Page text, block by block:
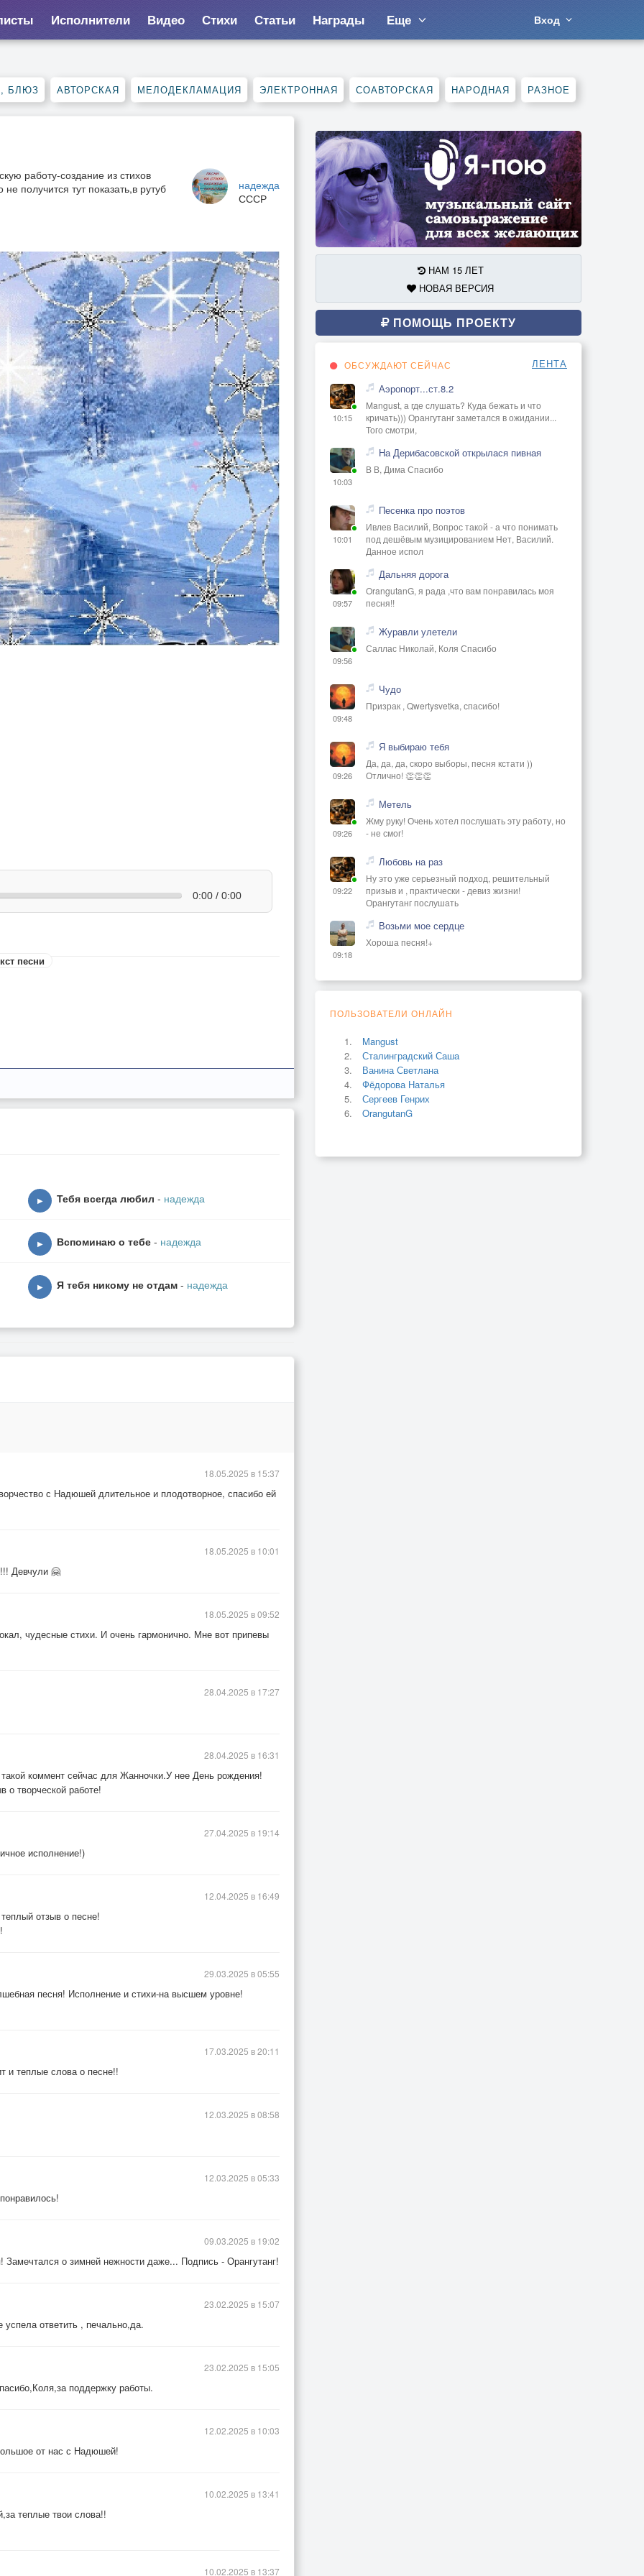
Исполнители Видео Стихи Статьи Награды Еще Вход
БЛЮЗ АВТОРСКАЯ МЕЛОДЕКЛАМАЦИЯ ЭЛЕКТРОННАЯ СОАВТОРСКАЯ НАРОДНАЯ РАЗНОЕ
надежда
СССР
работу-создание из стихов
получится тут показать,в рутуб
0:00 / 0:00
песни
▶ Тебя всегда любил - надежда
▶ Вспоминаю о тебе - надежда
▶ Я тебя никому не отдам - надежда
с Надюшей длительное и плодотворное, спасибо ей
18.05.2025 в 15:37
Девчули 🤗
18.05.2025 в 10:01
чудесные стихи. И очень гармонично. Мне вот припевы
18.05.2025 в 09:52
28.04.2025 в 17:27
коммент сейчас для Жанночки.У нее День рождения!
о творческой работе!
28.04.2025 в 16:31
исполнение!)
27.04.2025 в 19:14
отзыв о песне!
12.04.2025 в 16:49
песня! Исполнение и стихи-на высшем уровне!
29.03.2025 в 05:55
и теплые слова о песне!!
17.03.2025 в 20:11
12.03.2025 в 08:58
12.03.2025 в 05:33
о зимней нежности даже... Подпись - Орангутанг!
09.03.2025 в 19:02
ответить , печально,да.
23.02.2025 в 15:07
поддержку работы.
23.02.2025 в 15:05
от нас с Надюшей!
12.02.2025 в 10:03
теплые твои слова!!
10.02.2025 в 13:41
10.02.2025 в 13:37
НАМ 15 ЛЕТ
НОВАЯ ВЕРСИЯ
ПОМОЩЬ ПРОЕКТУ
ОБСУЖДАЮТ СЕЙЧАС ЛЕНТА
10:15
Аэропорт...ст.8.2
Mangust, а где слушать? Куда бежать и что
кричать))) Орангутанг заметался в ожидании...
Того смотри,
10:03
На Дерибасовской открылася пивная
В В, Дима Спасибо
10:01
Песенка про поэтов
Ивлев Василий, Вопрос такой - а что понимать
под дешёвым музицированием Нет, Василий.
Данное испол
09:57
Дальняя дорога
OrangutanG, я рада ,что вам понравилась моя
песня!!
09:56
Журавли улетели
Саллас Николай, Коля Спасибо
09:48
Чудо
Призрак , Qwertysvetka, спасибо!
09:26
Я выбираю тебя
Да, да, да, скоро выборы, песня кстати ))
Отлично! 👏👏👏
09:26
Метель
Жму руку! Очень хотел послушать эту работу, но
- не смог!
09:22
Любовь на раз
Ну это уже серьезный подход, решительный
призыв и , практически - девиз жизни!
Орангутанг послушать
09:18
Возьми мое сердце
Хороша песня!+
ПОЛЬЗОВАТЕЛИ ОНЛАЙН
Mangust
Сталинградский Саша
Ванина Светлана
Фёдорова Наталья
Сергеев Генрих
OrangutanG